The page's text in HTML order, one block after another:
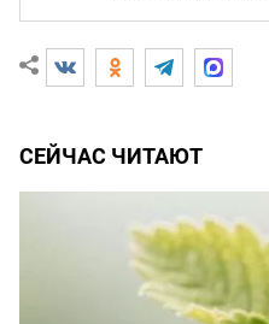
СЕЙЧАС ЧИТАЮТ